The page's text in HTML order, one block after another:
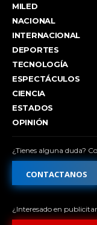
MILED
NACIONAL
INTERNACIONAL
DEPORTES
TECNOLOGÍA
ESPECTÁCULOS
CIENCIA
ESTADOS
OPINIÓN
¿Tienes alguna duda?
CONTACTANOS
¿Interesado en